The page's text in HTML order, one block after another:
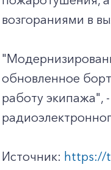
возгораниями в
обновленное
работу экипажа",
Источник: https://